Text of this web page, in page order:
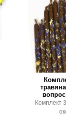
Комплект